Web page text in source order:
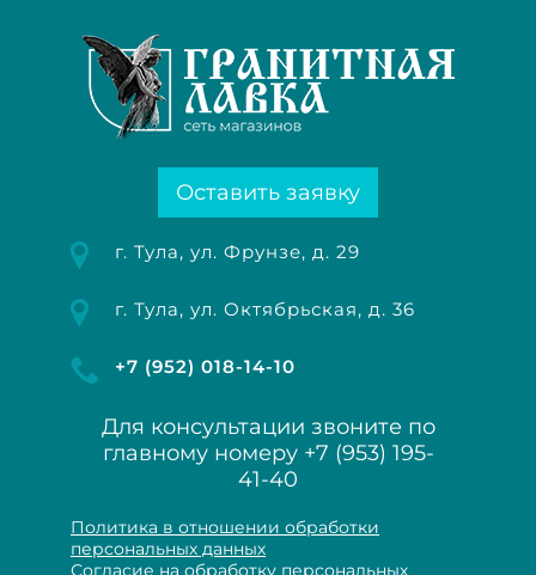
Оставить заявку
г. Тула, ул. Фрунзе, д. 29
г. Тула, ул. Октябрьская, д. 36
+7 (952) 018-14-10
Для консультации звоните по
главному номеру +7 (953) 195-
41-40
Политика в отношении обработки
персональных данных
Согласие на обработку персональных